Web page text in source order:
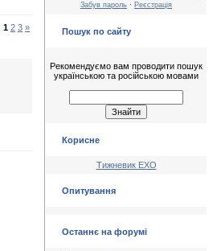
1 2 3 »
Забув пароль · Реєстрація
Пошук по сайту
Рекомендуємо вам проводити пошук
українською та російською мовами
Корисне
Тижневик ЕХО
Опитування
Останнє на форумі